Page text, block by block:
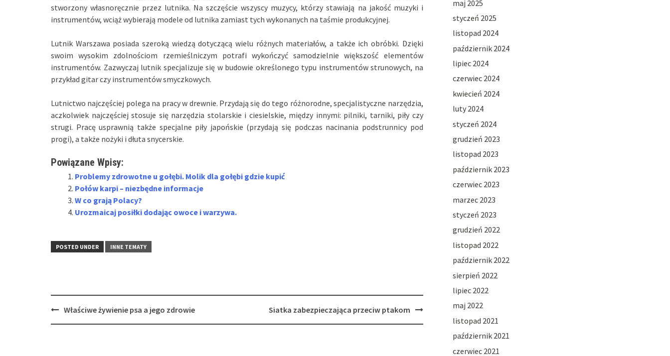
stworzony własnoręcznie przez lutnika. Na szczęście wszyscy muzycy, którzy stawiają na jakość muzyki i
instrumentów, wciąż wybierają modele od lutnika zamiast tych wykonanych na taśmie produkcyjnej.
Lutnik Warszawa posiada szeroką wiedzą dotyczącą wielu różnych materiałów, a także ich obróbki. Dzięki
swoim wysokim zdolnościom rzemieślniczym potrafi wykończyć samodzielnie większość elementów
instrumentów. Zazwyczaj lutnik specjalizuje się w budowie określonego typu instrumentów strunowych, na
przykład gitar czy instrumentów smyczkowych.
Lutnictwo najczęściej polega na pracy w drewnie. Przydają się do tego różnorodne, specjalistyczne narzędzia,
aczkolwiek najczęściej stosuje się narzędzia stolarskie i ciesielskie, między innymi: pilniki, tarniki, piły czy
strugi. Pracę usprawnią także specjalne piły japońskie (przydają się podczas nacinania podstrunnicy pod
progi), a także nożyki i dłuta snycerskie.
Powiązane Wpisy:
Problemy zdrowotne u gołębi. Molik dla gołębi gdzie kupić
Połów karpi – niezbędne informacje
W co grają Polacy?
Urozmaicaj posiłki dodając owoce i warzywa.
POSTED UNDER INNE TEMATY
PostWłaściwe żywienie psa a jego zdrowie Siatka zabezpieczająca przeciw ptakom
maj 2025
styczeń 2025
listopad 2024
październik 2024
lipiec 2024
czerwiec 2024
kwiecień 2024
luty 2024
styczeń 2024
grudzień 2023
listopad 2023
październik 2023
czerwiec 2023
marzec 2023
styczeń 2023
grudzień 2022
listopad 2022
październik 2022
sierpień 2022
lipiec 2022
maj 2022
listopad 2021
październik 2021
czerwiec 2021